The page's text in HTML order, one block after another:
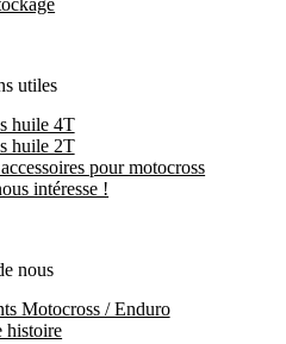
utiles
huile 4T
huile 2T
pour motocross
intéresse !
nous
Motocross / Enduro
histoire